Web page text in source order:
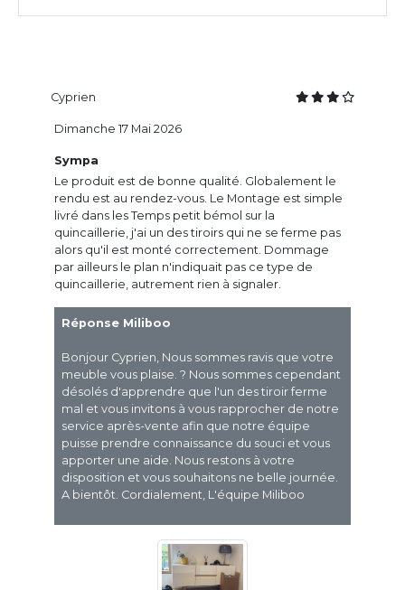
Cyprien
Sympa
Le produit est de bonne qualité. Globalement le
rendu est au rendez-vous. Le Montage est simple
livré dans les Temps petit bémol sur la
quincaillerie, j'ai un des tiroirs qui ne se ferme pas
alors qu'il est monté correctement. Dommage
par ailleurs le plan n'indiquait pas ce type de
quincaillerie, autrement rien à signaler.
Réponse Miliboo
Bonjour Cyprien, Nous sommes ravis que votre
meuble vous plaise. ? Nous sommes cependant
désolés d'apprendre que l'un des tiroir ferme
mal et vous invitons à vous rapprocher de notre
service après-vente afin que notre équipe
puisse prendre connaissance du souci et vous
apporter une aide. Nous restons à votre
disposition et vous souhaitons ne belle journée.
A bientôt. Cordialement, L'équipe Miliboo
Dimanche 17 Mai 2026